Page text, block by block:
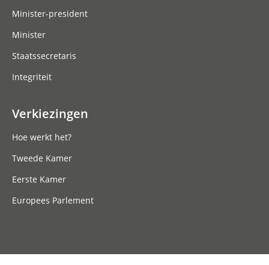
Minister-president
Minister
Staatssecretaris
Integriteit
Verkiezingen
Hoe werkt het?
Tweede Kamer
Eerste Kamer
Europees Parlement